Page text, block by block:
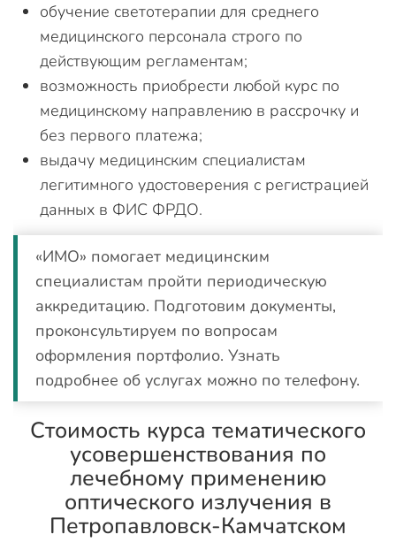
обучение светотерапии для среднего
медицинского персонала строго по
действующим регламентам;
возможность приобрести любой курс по
медицинскому направлению в рассрочку и
без первого платежа;
выдачу медицинским специалистам
легитимного удостоверения с регистрацией
данных в ФИС ФРДО.
«ИМО» помогает медицинским
специалистам пройти периодическую
аккредитацию. Подготовим документы,
проконсультируем по вопросам
оформления портфолио. Узнать
подробнее об услугах можно по телефону.
Стоимость курса тематического
усовершенствования по
лечебному применению
оптического излучения в
Петропавловск-Камчатском